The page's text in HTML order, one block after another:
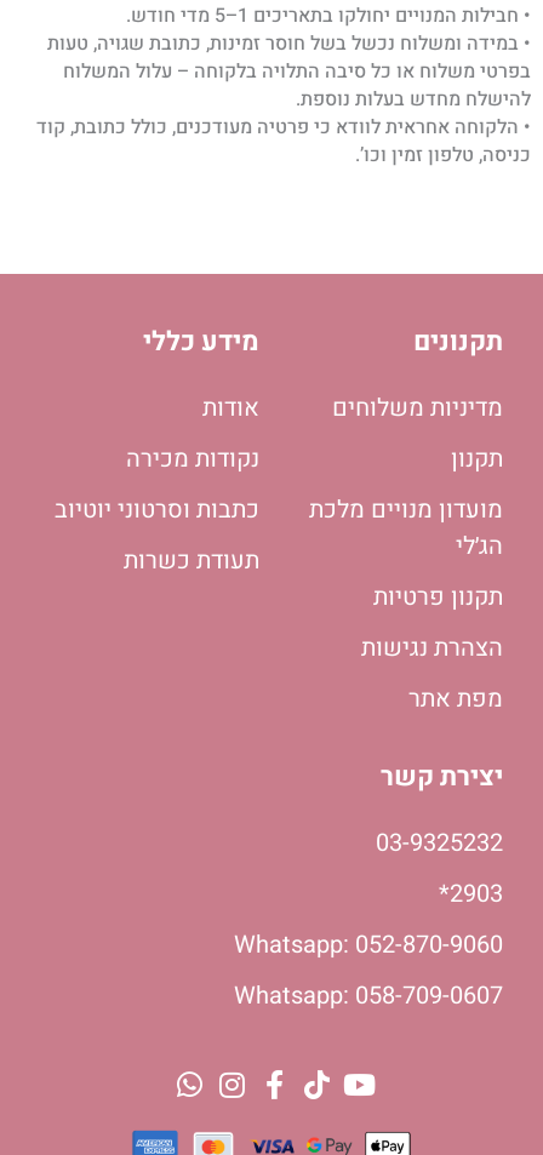
• חבילות המנויים יחולקו בתאריכים 1–5 מדי חודש.
• במידה ומשלוח נכשל בשל חוסר זמינות, כתובת שגויה, טעות
בפרטי משלוח או כל סיבה התלויה בלקוחה – עלול המשלוח
להישלח מחדש בעלות נוספת.
• הלקוחה אחראית לוודא כי פרטיה מעודכנים, כולל כתובת, קוד
כניסה, טלפון זמין וכו’.
תקנונים
מדיניות משלוחים
תקנון
מועדון מנויים מלכת
הג׳לי
תקנון פרטיות
הצהרת נגישות
מפת אתר
מידע כללי
אודות
נקודות מכירה
כתבות וסרטוני יוטיוב
תעודת כשרות
יצירת קשר
03-9325232
2903*
Whatsapp: 052-870-9060
Whatsapp: 058-709-0607